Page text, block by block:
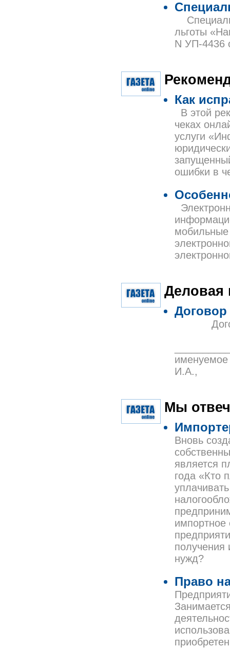
льготы
N УП-4436
Как
В этой
чеках
услуги
ошибки в
Договор
Договор
И.А.,
Мы
Вновь
является
года «Кто
импортное
получения
нужд?
Право